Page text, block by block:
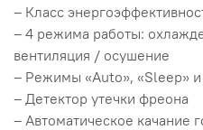
– Класс
– 4 режима работы:
вентиляция / осушение
– Режимы «Auto», «Sleep» и
– Детектор утечки фреона
– Автоматическое качание